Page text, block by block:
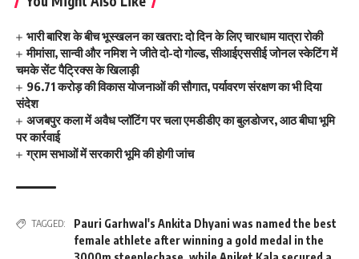
भारी बारिश के बीच भूस्खलन का खतरा: दो दिन के लिए चारधाम यात्रा रोकी
मीमांसा, सान्वी और नमिश ने जीते दो-दो गोल्ड, सीआईएससीई जोनल स्केटिंग में
चमके सेंट पैट्रिक्स के खिलाड़ी
96.71 करोड़ की विकास योजनाओं की सौगात, पर्यावरण संरक्षण का भी दिया
संदेश
अजबपुर कला में अवैध प्लॉटिंग पर चला एमडीडीए का बुलडोजर, आठ बीघा भूमि
पर कार्रवाई
ग्राम सभाओं में सरकारी भूमि की होगी जांच
TAGGED:
Pauri Garhwal's Ankita Dhyani was named the best
female athlete after winning a gold medal in the